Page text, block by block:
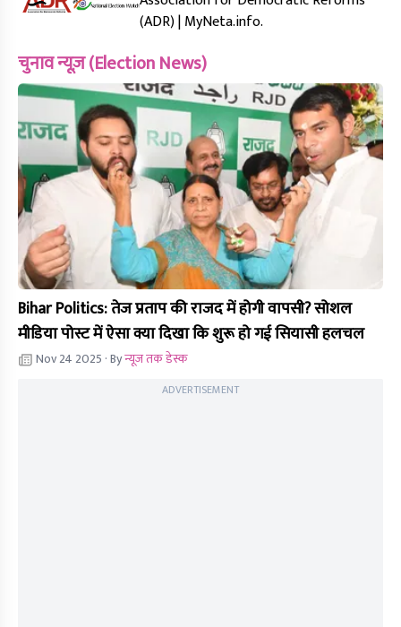
(ADR) | MyNeta.info.
चुनाव न्यूज़ (Election News)
Bihar Politics: तेज प्रताप की राजद में होगी वापसी? सोशल
मीडिया पोस्ट में ऐसा क्या दिखा कि शुरू हो गई सियासी हलचल
Nov 24 2025 · Byन्यूज तक डेस्क
ADVERTISEMENT